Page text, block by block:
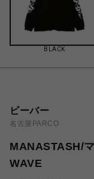
BLACK
ビーバー
名古屋PARCO
MANASTASH/
WAVE